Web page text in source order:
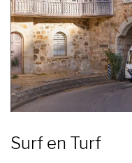
Surf en Turf